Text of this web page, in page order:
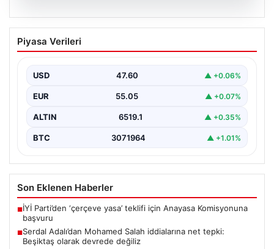
05.08.2026
Serdal Adalı’dan Mohamed Salah
iddialarına net tepki: Beşiktaş olarak
Beşiktaş Kulübü Başkanı Serdal Adalı, Mohamed
yer alan…
Piyasa Verileri
USD 47.60 ▲ +0.06%
EUR 55.05 ▲ +0.07%
ALTIN 6519.1 ▲ +0.35%
BTC 3071964 ▲ +1.01%
Son Eklenen Haberler
■İYİ Parti’den ‘çerçeve yasa’ teklifi için Anayasa Komisyonuna
başvuru
■Serdal Adalı’dan Mohamed Salah iddialarına net tepki:
Beşiktaş olarak devrede değiliz